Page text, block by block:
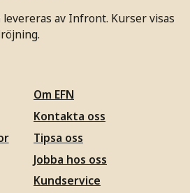
av Infront. Kurser visas
Om EFN
Kontakta oss
Tipsa oss
Jobba hos oss
Kundservice